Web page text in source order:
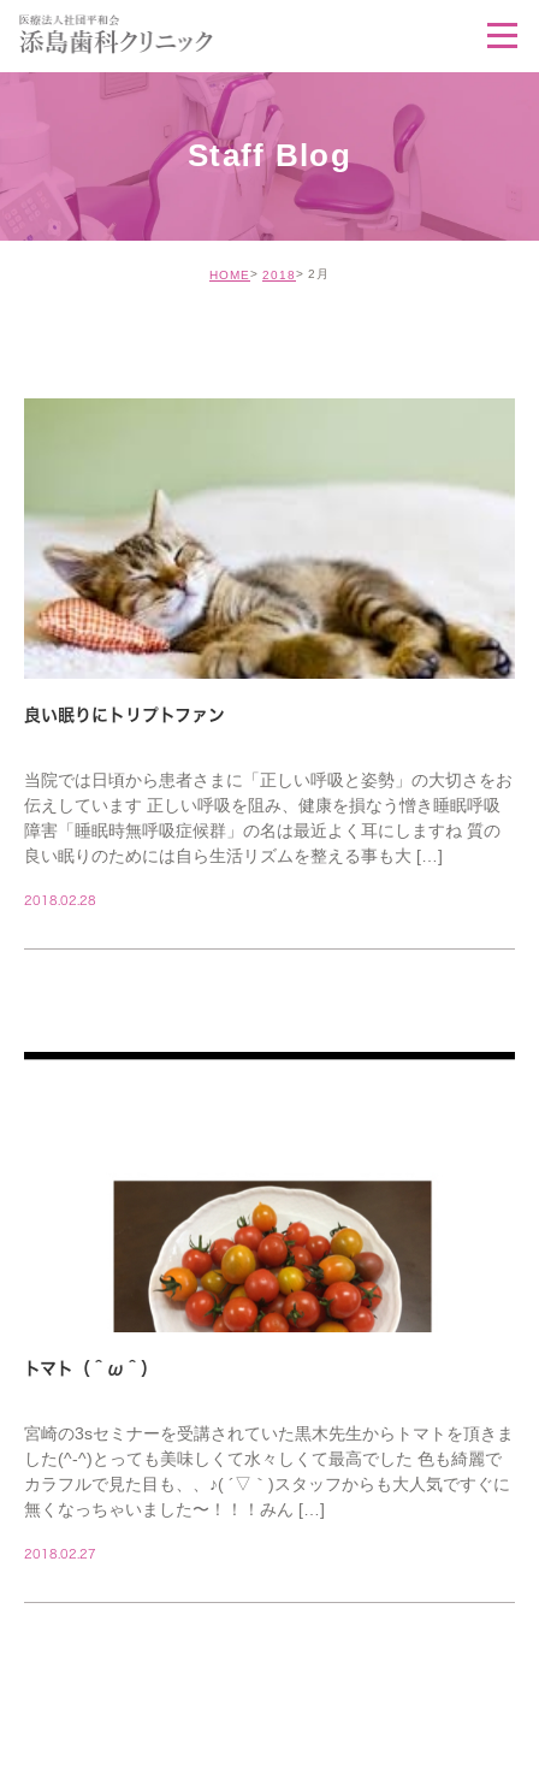
Staff Blog
HOME 2018 2月
良い眠りにトリプトファン
当院では日頃から患者さまに「正しい呼吸と姿勢」の大切さをお
伝えしています 正しい呼吸を阻み、健康を損なう憎き睡眠呼吸
障害「睡眠時無呼吸症候群」の名は最近よく耳にしますね 質の
良い眠りのためには自ら生活リズムを整える事も大 […]
2018.02.28
トマト（＾ω＾）
宮崎の3sセミナーを受講されていた黒木先生からトマトを頂きま
した(^-^)とっても美味しくて水々しくて最高でした 色も綺麗で
カラフルで見た目も、、♪( ´▽｀)スタッフからも大人気ですぐに
無くなっちゃいました〜！！！みん […]
2018.02.27